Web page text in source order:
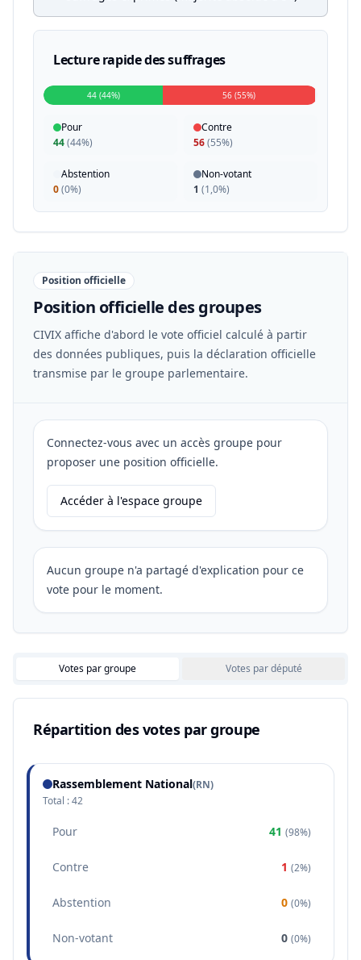
Lecture rapide des suffrages
44 (44%) 56 (55%)
Pour
44(44%)
Contre
56(55%)
Abstention
0(0%)
Non-votant
1 (1,0%)
Position officielle
Position officielle des groupes
CIVIX affiche d'abord le vote officiel calculé à partir
des données publiques, puis la déclaration officielle
transmise par le groupe parlementaire.
Connectez-vous avec un accès groupe pour
proposer une position officielle.
Accéder à l'espace groupe
Aucun groupe n'a partagé d'explication pour ce
vote pour le moment.
Votes par groupe Votes par député
Répartition des votes par groupe
Rassemblement National(RN)
Total :42
Pour 41 (98%)
Contre 1 (2%)
Abstention 0 (0%)
Non-votant 0 (0%)